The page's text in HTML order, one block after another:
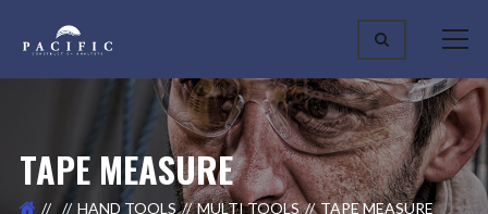
TAPE MEASURE
HAND TOOLS MULTI TOOLS TAPE MEASURE